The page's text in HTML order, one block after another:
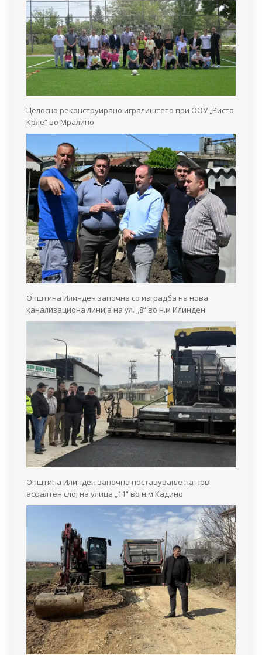
Целосно реконструирано игралиштето при ООУ „Ристо
Крле“ во Мралино
Општина Илинден започна со изградба на нова
канализациона линија на ул. „8“ во н.м Илинден
Општина Илинден започна поставување на прв
асфалтен слој на улица „11“ во н.м Кадино